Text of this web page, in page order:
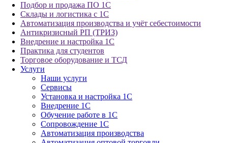
Подбор и продажа ПО 1С
Склады и логистика с 1С
Автоматизация производства и учёт себестоимости
Антикризисный РП (ТРИЗ)
Внедрение и настройка 1С
Практика для студентов
Торговое оборудование и ТСД
Услуги
Наши услуги
Сервисы
Установка и настройка 1С
Внедрение 1С
Обучение работе в 1С
Сопровождение 1С
Автоматизация производства